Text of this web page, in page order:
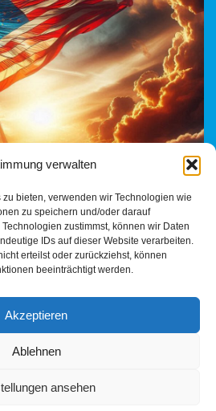
verwalten
bieten, verwenden wir Technologien wie
zu speichern und/oder darauf
zustimmst, können wir Daten
IDs auf dieser Website verarbeiten.
erteilst oder zurückziehst, können
beeinträchtigt werden.
Akzeptieren
Ablehnen
ansehen
zeigt sich die Doppelmoral der
in Kalifornien gerade